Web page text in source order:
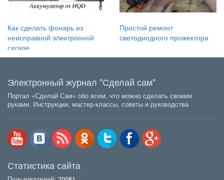
Как сделать фонарь из
неисправной электронной
сигаре...
Простой ремонт
светодиодного прожектора
Электронный журнал "Сделай сам"
Портал «Сделай Сам» обо всем, что можно сделать своими
руками. Инструкции, мастер-классы, советы и руководства
Статистика сайта